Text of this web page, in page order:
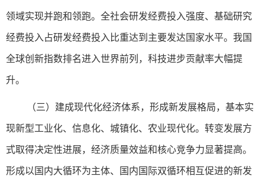
领域实现并跑和领跑。全社会研发经费投入强度、基础研究
经费投入占研发经费投入比重达到主要发达国家水平。我国
全球创新指数排名进入世界前列，科技进步贡献率大幅提
升。
（三）建成现代化经济体系，形成新发展格局，基本实
现新型工业化、信息化、城镇化、农业现代化。转变发展方
式取得决定性进展，经济质量效益和核心竞争力显著提高。
形成以国内大循环为主体、国内国际双循环相互促进的新发